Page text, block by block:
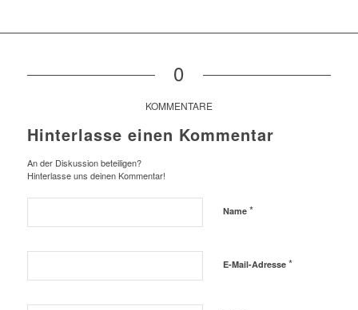
0
KOMMENTARE
Hinterlasse einen Kommentar
An der Diskussion beteiligen?
Hinterlasse uns deinen Kommentar!
Name *
E-Mail-Adresse *